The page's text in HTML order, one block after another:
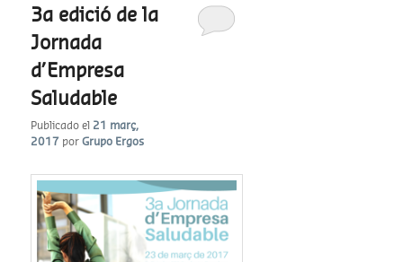
3a edició de la
Jornada
d’Empresa
Saludable
Publicado el 21 març,
2017 porGrupo Ergos